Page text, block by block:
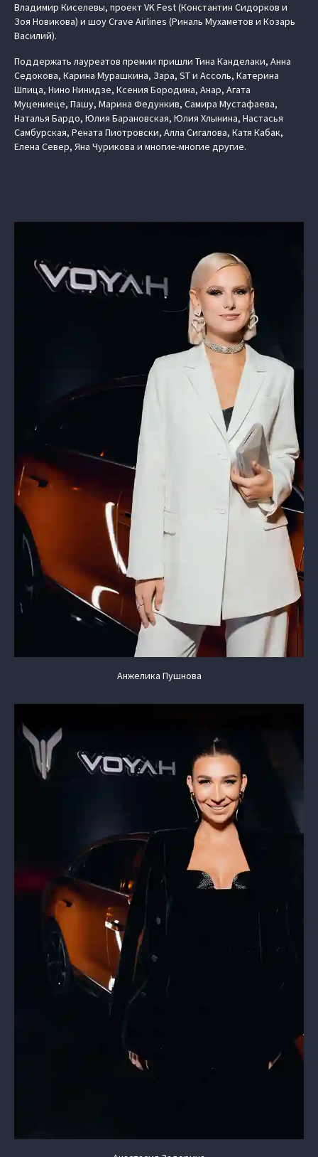
Владимир Киселевы, проект VK Fest (Константин Сидорков и
Зоя Новикова) и шоу Crave Airlines (Риналь Мухаметов и Козарь
Василий).
Поддержать лауреатов премии пришли Тина Канделаки, Анна
Седокова, Карина Мурашкина, Зара, ST и Ассоль, Катерина
Шпица, Нино Нинидзе, Ксения Бородина, Анар, Агата
Муцениеце, Пашу, Марина Федункив, Самира Мустафаева,
Наталья Бардо, Юлия Барановская, Юлия Хлынина, Настасья
Самбурская, Рената Пиотровски, Алла Сигалова, Катя Кабак,
Елена Север, Яна Чурикова и многие-многие другие.
Анжелика Пушнова